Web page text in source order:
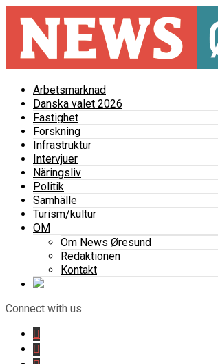
Arbetsmarknad
Danska valet 2026
Fastighet
Forskning
Infrastruktur
Intervjuer
Näringsliv
Politik
Samhälle
Turism/kultur
OM
Om News Øresund
Redaktionen
Kontakt
Connect with us